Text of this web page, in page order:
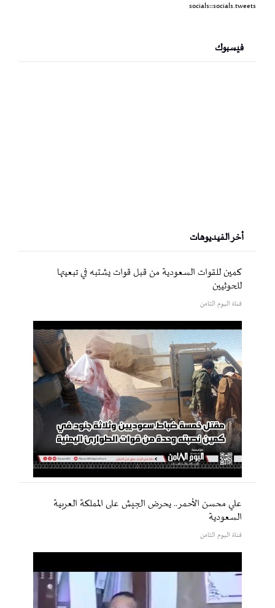
socials::socials.tweets
فيسبوك
أخر الفيديوهات
كمين للقوات السعودية من قبل قوات يشتبه في تبعيتها
للحوثيين
قناة اليوم الثامن
علي محسن الأحمر.. يحرض الجيش على المملكة العربية
السعودية
قناة اليوم الثامن